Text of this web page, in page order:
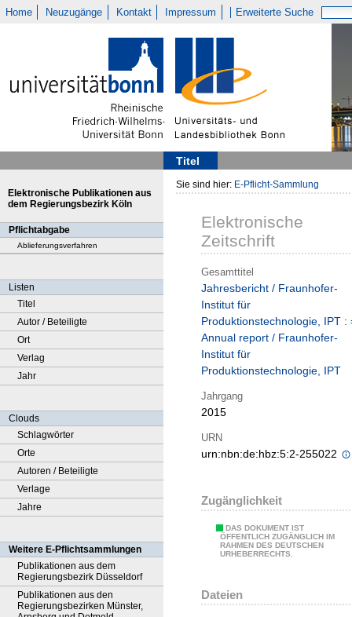
Home Neuzugänge Kontakt Impressum Erweiterte Suche
Titel
Elektronische Publikationen aus
dem Regierungsbezirk Köln
Pflichtabgabe
Ablieferungsverfahren
Listen
Titel
Autor / Beteiligte
Ort
Verlag
Jahr
Clouds
Schlagwörter
Orte
Autoren / Beteiligte
Verlage
Jahre
Weitere E-Pflichtsammlungen
Publikationen aus dem
Regierungsbezirk Düsseldorf
Publikationen aus den
Regierungsbezirken Münster,
Sie sind hier: E-Pflicht-Sammlung
Elektronische
Zeitschrift
Gesamttitel
Jahresbericht / Fraunhofer-
Institut für
Produktionstechnologie, IPT :
Annual report / Fraunhofer-
Institut für
Produktionstechnologie, IPT
Jahrgang
2015
URN
urn:nbn:de:hbz:5:2-255022
Zugänglichkeit
DAS DOKUMENT IST
ÖFFENTLICH ZUGÄNGLICH IM
RAHMEN DES DEUTSCHEN
URHEBERRECHTS.
Dateien